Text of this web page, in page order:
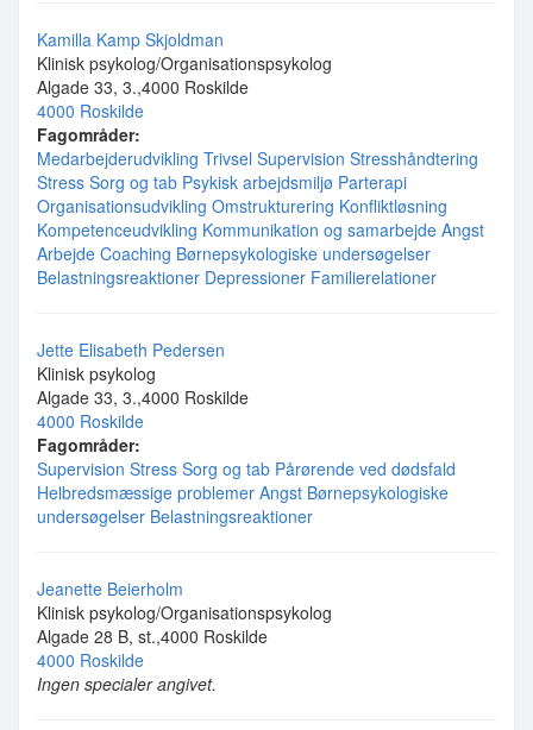
Kamilla Kamp Skjoldman
Klinisk psykolog/Organisationspsykolog
Algade 33, 3.,4000 Roskilde
4000 Roskilde
Fagområder:
Medarbejderudvikling Trivsel Supervision Stresshåndtering
Stress Sorg og tab Psykisk arbejdsmiljø Parterapi
Organisationsudvikling Omstrukturering Konfliktløsning
Kompetenceudvikling Kommunikation og samarbejde Angst
Arbejde Coaching Børnepsykologiske undersøgelser
Belastningsreaktioner Depressioner Familierelationer
Jette Elisabeth Pedersen
Klinisk psykolog
Algade 33, 3.,4000 Roskilde
4000 Roskilde
Fagområder:
Supervision Stress Sorg og tab Pårørende ved dødsfald
Helbredsmæssige problemer Angst Børnepsykologiske
undersøgelser Belastningsreaktioner
Jeanette Beierholm
Klinisk psykolog/Organisationspsykolog
Algade 28 B, st.,4000 Roskilde
4000 Roskilde
Ingen specialer angivet.